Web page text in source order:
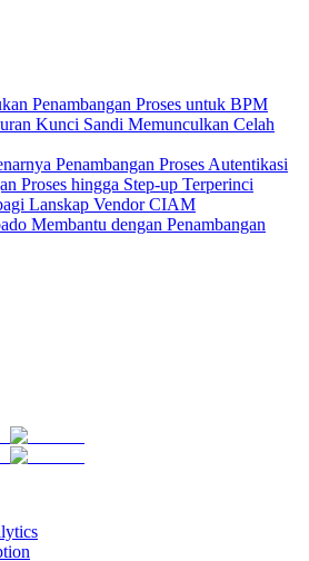
Penambangan Proses untuk BPM
Kunci Sandi Memunculkan Celah
Penambangan Proses Autentikasi
Proses hingga Step-up Terperinci
Lanskap Vendor CIAM
Membantu dengan Penambangan